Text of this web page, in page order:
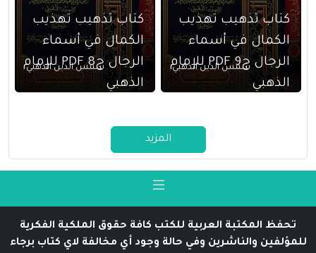
كتاب تذهيب تهذيب
الكمال في أسماء
الرجال ج9 PDF للإمام
الذهبي
شمس الدين الذهبي
كتاب تذهيب تهذيب
الكمال في أسماء
الرجال ج8 PDF للإمام
الذهبي
شمس الدين الذهبي
المزيد
تحفظ المكتبة العربية للكتب كافة حقوق الملكية الفكرية
للمؤلفين والناشرين وفي حالة وجود أي مخالفة لاي كتاب برجاء